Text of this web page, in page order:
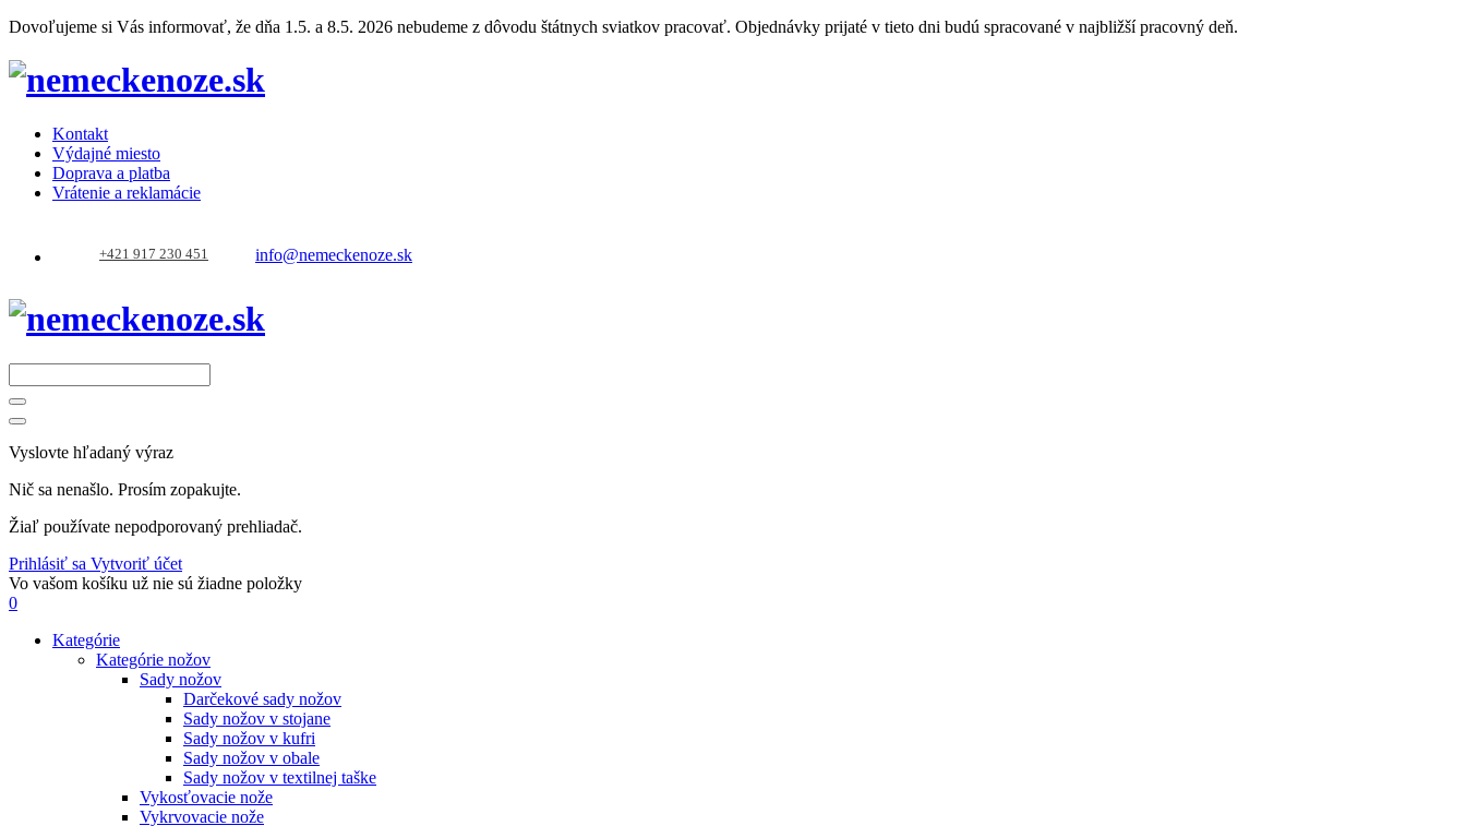
Dovoľujeme si Vás informovať, že dňa 1.5. a 8.5. 2026 nebudeme z dôvodu štátnych sviatkov pracovať. Objednávky prijaté v tieto dni budú spracované v najbližší pracovný deň.
Kontakt
Výdajné miesto
Doprava a platba
Vrátenie a reklamácie
+421 917 230 451 info@nemeckenoze.sk
Vyslovte hľadaný výraz
Nič sa nenašlo. Prosím zopakujte.
Žiaľ používate nepodporovaný prehliadač.
Prihlásiť sa Vytvoriť účet
Vo vašom košíku už nie sú žiadne položky
0
Kategórie
Kategórie nožov
Sady nožov
Darčekové sady nožov
Sady nožov v stojane
Sady nožov v kufri
Sady nožov v obale
Sady nožov v textilnej taške
Vykosťovacie nože
Vykrvovacie nože